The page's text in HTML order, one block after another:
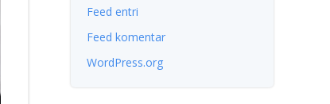
Feed entri
Feed komentar
WordPress.org